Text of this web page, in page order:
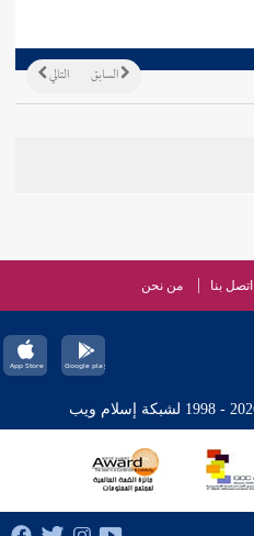
التالي السابق
اتصل بنا من نحن